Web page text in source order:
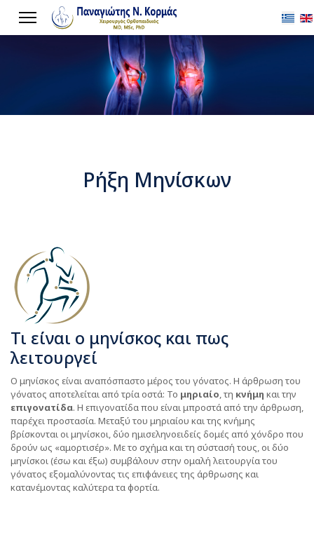
Ρήξη Μηνίσκων
Τι είναι ο μηνίσκος και πως
λειτουργεί
O μηνίσκος είναι αναπόσπαστο μέρος του γόνατος. Η άρθρωση του
γόνατος αποτελείται από τρία οστά: Το μηριαίο, τη κνήμη και την
επιγονατίδα. Η επιγονατίδα που είναι μπροστά από την άρθρωση,
παρέχει προστασία. Μεταξύ του μηριαίου και της κνήμης
βρίσκονται οι μηνίσκοι, δύο ημισεληνοειδείς δομές από χόνδρο που
δρούν ως «αμορτισέρ». Με το σχήμα και τη σύστασή τους, οι δύο
μηνίσκοι (έσω και έξω) συμβάλουν στην ομαλή λειτουργία του
γόνατος εξομαλύνοντας τις επιφάνειες της άρθρωσης και
κατανέμοντας καλύτερα τα φορτία.